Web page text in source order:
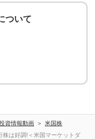
ことに同意します。利
サービスの広告・宣伝、
ついて
資情報動画
米国株
株は好調!＜米国マーケットダ